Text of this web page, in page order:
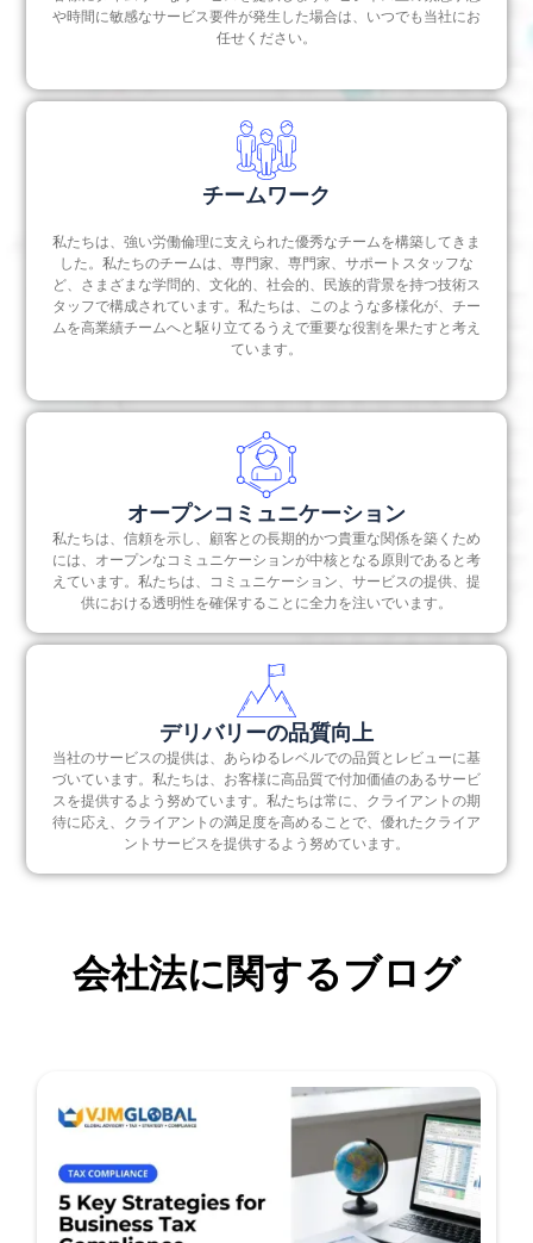
や時間に敏感なサービス要件が発生した場合は、いつでも当社にお
任せください。
チームワーク
私たちは、強い労働倫理に支えられた優秀なチームを構築してきま
した。私たちのチームは、専門家、専門家、サポートスタッフな
ど、さまざまな学問的、文化的、社会的、民族的背景を持つ技術ス
タッフで構成されています。私たちは、このような多様化が、チー
ムを高業績チームへと駆り立てるうえで重要な役割を果たすと考え
ています。
オープンコミュニケーション
私たちは、信頼を示し、顧客との長期的かつ貴重な関係を築くため
には、オープンなコミュニケーションが中核となる原則であると考
えています。私たちは、コミュニケーション、サービスの提供、提
供における透明性を確保することに全力を注いでいます。
デリバリーの品質向上
当社のサービスの提供は、あらゆるレベルでの品質とレビューに基
づいています。私たちは、お客様に高品質で付加価値のあるサービ
スを提供するよう努めています。私たちは常に、クライアントの期
待に応え、クライアントの満足度を高めることで、優れたクライア
ントサービスを提供するよう努めています。
会社法に関するブログ